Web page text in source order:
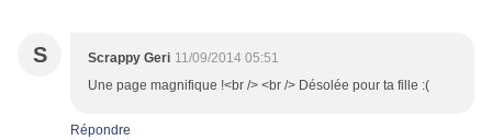
S Scrappy Geri 11/09/2014 05:51
Une page magnifique !<br /> <br /> Désolée pour ta fille :(
Répondre